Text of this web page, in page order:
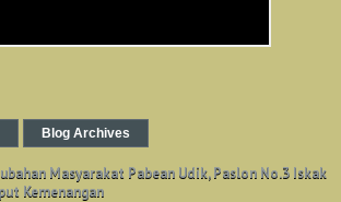
Blog Archives
Masyarakat Pabean Udik, Paslon No.3 Iskak
Kemenangan